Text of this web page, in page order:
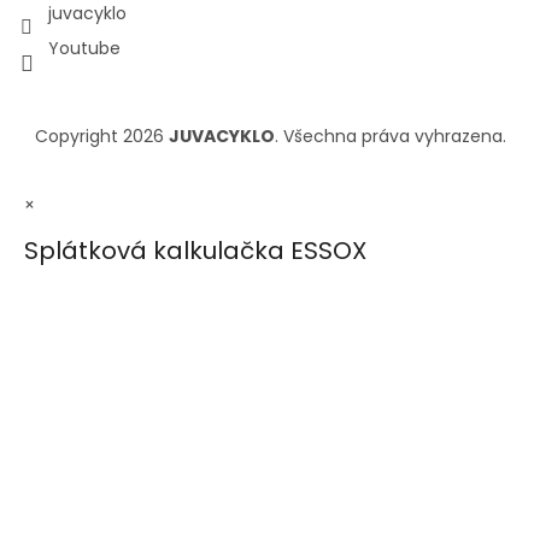
juvacyklo
Youtube
Copyright 2026 JUVACYKLO. Všechna práva vyhrazena.
×
Splátková kalkulačka ESSOX